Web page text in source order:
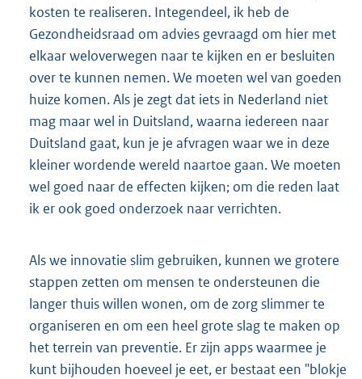
kosten te realiseren. Integendeel, ik heb de
Gezondheidsraad om advies gevraagd om hier met
elkaar weloverwegen naar te kijken en er besluiten
over te kunnen nemen. We moeten wel van goeden
huize komen. Als je zegt dat iets in Nederland niet
mag maar wel in Duitsland, waarna iedereen naar
Duitsland gaat, kun je je afvragen waar we in deze
kleiner wordende wereld naartoe gaan. We moeten
wel goed naar de effecten kijken; om die reden laat
ik er ook goed onderzoek naar verrichten.
Als we innovatie slim gebruiken, kunnen we grotere
stappen zetten om mensen te ondersteunen die
langer thuis willen wonen, om de zorg slimmer te
organiseren en om een heel grote slag te maken op
het terrein van preventie. Er zijn apps waarmee je
kunt bijhouden hoeveel je eet, er bestaat een "blokje